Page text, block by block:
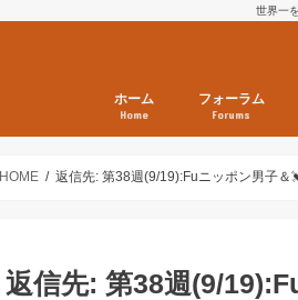
世界一
ホーム
Home
フォーラム
Forums
HOME 返信先: 第38週(9/19):Fuニッポン男子＆
返信先: 第38週(9/